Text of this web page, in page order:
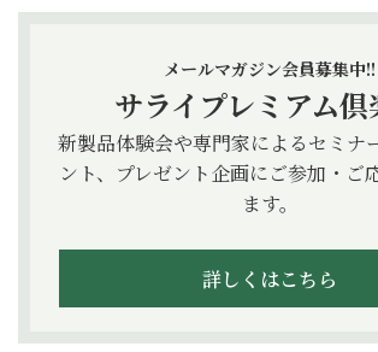
メールマガジン会員募集中!!
サライプレミアム倶
新製品体験会や専門家によるセミナ
ント、プレゼント企画にご参加・ご
ます。
詳しくはこちら